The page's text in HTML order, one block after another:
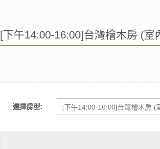
[下午14:00-16:00]台灣檜木房 (室
選擇房型: